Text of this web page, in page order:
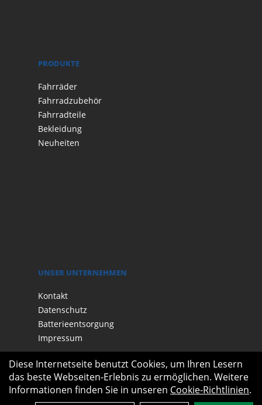
PRODUKTE
Fahrräder
Fahrradzubehör
Fahrradteile
Bekleidung
Neuheiten
UNSER UNTERNEHMEN
Kontakt
Datenschutz
Batterieentsorgung
Impressum
Diese Internetseite benutzt Cookies, um Ihren Lesern
das beste Webseiten-Erlebnis zu ermöglichen. Weitere
Informationen finden Sie in unseren Cookie-Richtlinien.